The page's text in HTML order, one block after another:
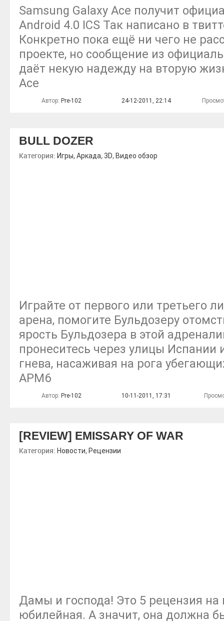
Samsung Galaxy Ace получит
Android 4.0 ICS Так написано в
Конкретно пока ещё ни чего не
проекте, но сообщение из
даёт некую надежду на вторую
Ace
Автор: Pre-102 24-12-2011, 22:14
BULL DOZER
Категория: Игры,Аркада,3D, Видео обзор
Играйте от первого или третьего
арена, помогите Бульдозеру
ярость Бульдозера в этой
пронеситесь через улицы Испании
гнева, насаживая на рога
АРМ6
Автор: Pre-102 10-11-2011, 17:31
[REVIEW] EMISSARY OF WAR
Категория: Новости, Рецензии
Дамы и господа! Это 5 рецензия на
юбилейная. А значит, она должна